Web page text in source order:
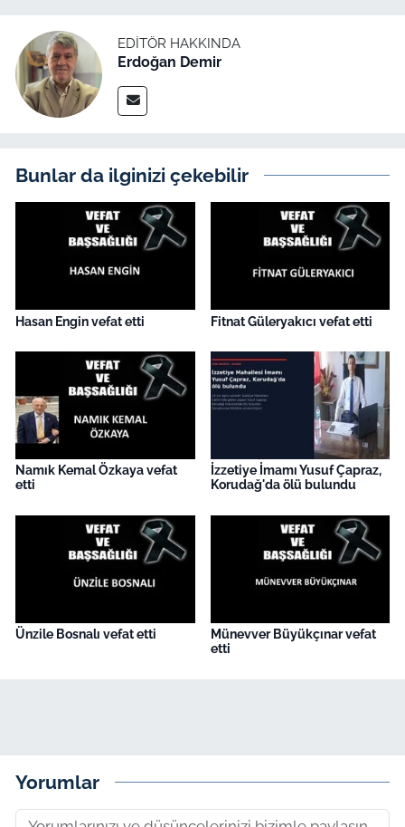
EDITÖR HAKKINDA
Erdoğan Demir
Bunlar da ilginizi çekebilir
Hasan Engin vefat etti Fitnat Güleryakıcı vefat etti
Namık Kemal Özkaya vefat
etti
İzzetiye İmamı Yusuf Çapraz,
Korudağ'da ölü bulundu
Ünzile Bosnalı vefat etti
Münevver Büyükçınar vefat
etti
Yorumlar
İş Dünyası
Bilim Teknoloji
Canlı Maç
Finans